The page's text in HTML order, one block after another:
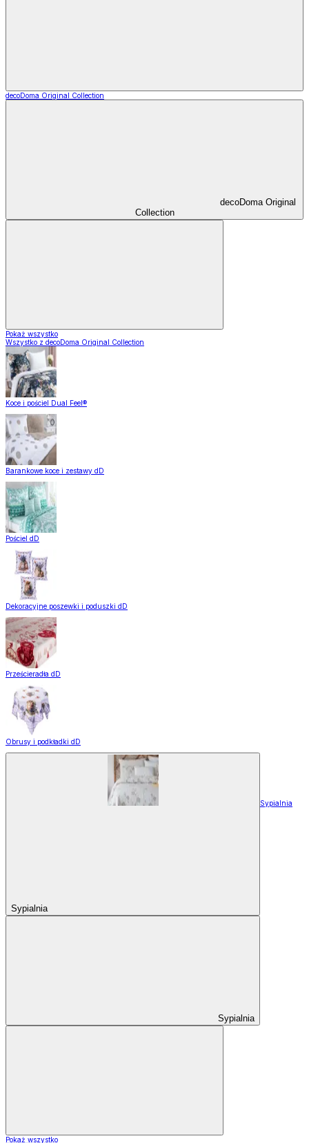
decoDoma Original Collection
decoDoma Original
Collection
Pokaż wszystko
Wszystko z decoDoma Original Collection
Koce i pościel Dual Feel®
Barankowe koce i zestawy dD
Pościel dD
Dekoracyjne poszewki i poduszki dD
Prześcieradła dD
Obrusy i podkładki dD
Sypialnia
Sypialnia
Sypialnia
Pokaż wszystko